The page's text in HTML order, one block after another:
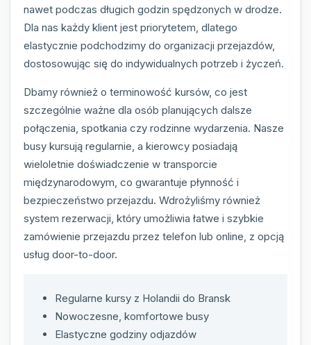
nawet podczas długich godzin spędzonych w drodze.
Dla nas każdy klient jest priorytetem, dlatego
elastycznie podchodzimy do organizacji przejazdów,
dostosowując się do indywidualnych potrzeb i życzeń.
Dbamy również o terminowość kursów, co jest
szczególnie ważne dla osób planujących dalsze
połączenia, spotkania czy rodzinne wydarzenia. Nasze
busy kursują regularnie, a kierowcy posiadają
wieloletnie doświadczenie w transporcie
międzynarodowym, co gwarantuje płynność i
bezpieczeństwo przejazdu. Wdrożyliśmy również
system rezerwacji, który umożliwia łatwe i szybkie
zamówienie przejazdu przez telefon lub online, z opcją
usług door-to-door.
Regularne kursy z Holandii do Bransk
Nowoczesne, komfortowe busy
Elastyczne godziny odjazdów